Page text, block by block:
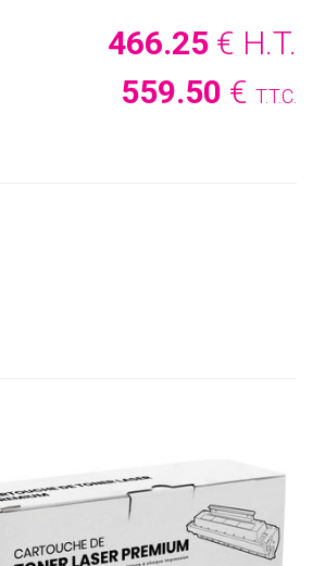
466.25 € H.T.
559.50 € T.T.C.